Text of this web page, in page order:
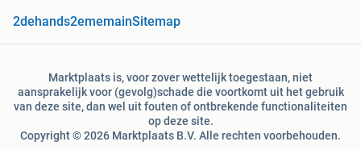
2dehands2ememainSitemap
Marktplaats is, voor zover wettelijk toegestaan, niet
aansprakelijk voor (gevolg)schade die voortkomt uit het gebruik
van deze site, dan wel uit fouten of ontbrekende functionaliteiten
op deze site.
Copyright © 2026 Marktplaats B.V. Alle rechten voorbehouden.